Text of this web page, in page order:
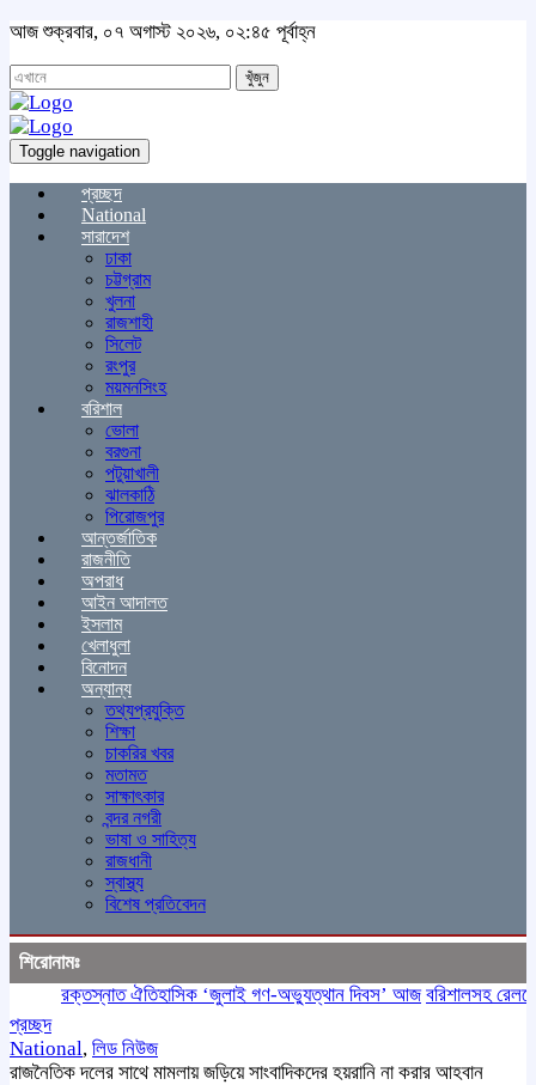
আজ শুক্রবার, ০৭ অগাস্ট ২০২৬, ০২:৪৫ পূর্বাহ্ন
খুঁজুন
Toggle navigation
প্রচ্ছদ
National
সারাদেশ
ঢাকা
চট্টগ্রাম
খুলনা
রাজশাহী
সিলেট
রংপুর
ময়মনসিংহ
বরিশাল
ভোলা
বরগুনা
পটুয়াখালী
ঝালকাঠি
পিরোজপুর
আন্তর্জাতিক
রাজনীতি
অপরাধ
আইন আদালত
ইসলাম
খেলাধুলা
বিনোদন
অন্যান্য
তথ্যপ্রযুক্তি
শিক্ষা
চাকরির খবর
মতামত
সাক্ষাৎকার
বন্দর নগরী
ভাষা ও সাহিত্য
রাজধানী
স্বাস্থ্য
বিশেষ প্রতিবেদন
শিরোনামঃ
রক্তস্নাত ঐতিহাসিক ‌‘জুলাই গণ-অভ্যুত্থান দিবস’ আজ বরিশালসহ রেলসেবা
প্রচ্ছদ
National, লিড নিউজ
রাজনৈতিক দলের সাথে মামলায় জড়িয়ে সাংবাদিকদের হয়রানি না করার আহবান